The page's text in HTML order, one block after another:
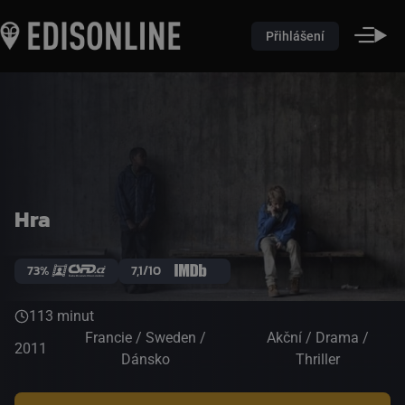
Přihlášení
Hra
73% 7,1/10
113 minut
2011
Francie / Sweden /
Dánsko
Akční / Drama /
Thriller